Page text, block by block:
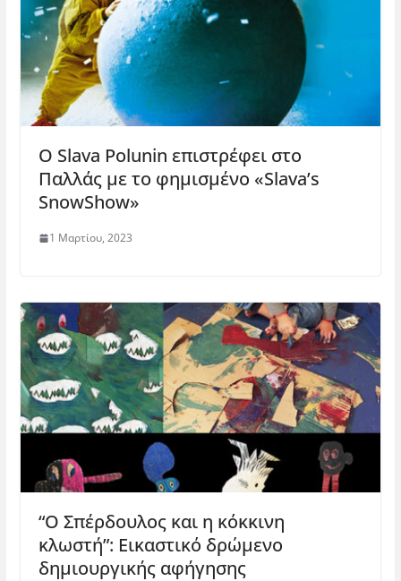
Ο Slava Polunin επιστρέφει στο
Παλλάς με το φημισμένο «Slava’s
SnowShow»
1 Μαρτίου, 2023
“Ο Σπέρδουλος και η κόκκινη
κλωστή”: Εικαστικό δρώμενο
δημιουργικής αφήγησης